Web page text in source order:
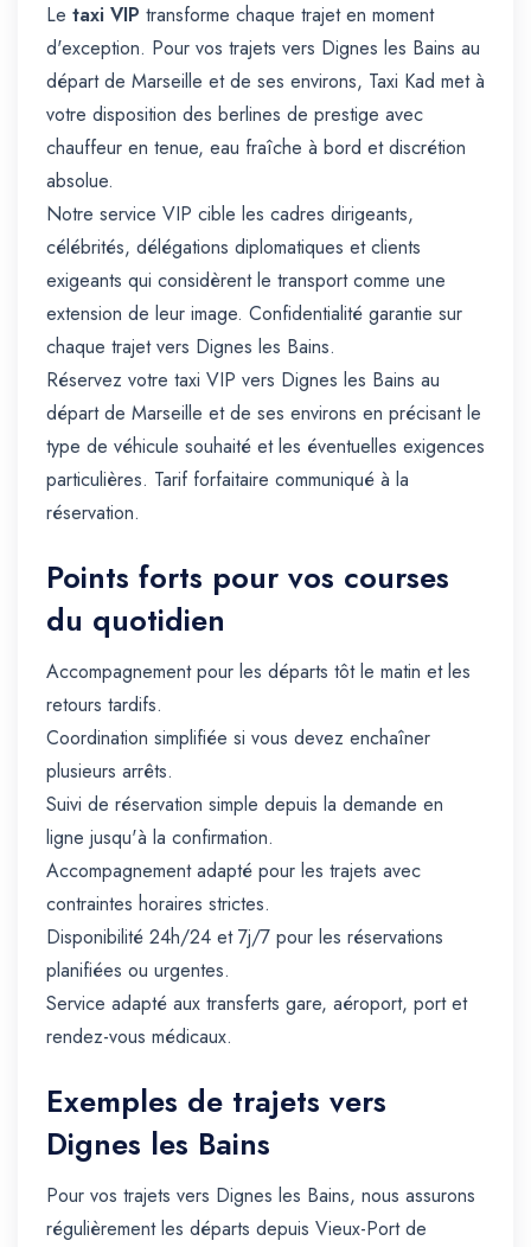
Le taxi VIP transforme chaque trajet en moment
d'exception. Pour vos trajets vers Dignes les Bains au
départ de Marseille et de ses environs, Taxi Kad met à
votre disposition des berlines de prestige avec
chauffeur en tenue, eau fraîche à bord et discrétion
absolue.
Notre service VIP cible les cadres dirigeants,
célébrités, délégations diplomatiques et clients
exigeants qui considèrent le transport comme une
extension de leur image. Confidentialité garantie sur
chaque trajet vers Dignes les Bains.
Réservez votre taxi VIP vers Dignes les Bains au
départ de Marseille et de ses environs en précisant le
type de véhicule souhaité et les éventuelles exigences
particulières. Tarif forfaitaire communiqué à la
réservation.
Points forts pour vos courses
du quotidien
Accompagnement pour les départs tôt le matin et les
retours tardifs.
Coordination simplifiée si vous devez enchaîner
plusieurs arrêts.
Suivi de réservation simple depuis la demande en
ligne jusqu'à la confirmation.
Accompagnement adapté pour les trajets avec
contraintes horaires strictes.
Disponibilité 24h/24 et 7j/7 pour les réservations
planifiées ou urgentes.
Service adapté aux transferts gare, aéroport, port et
rendez-vous médicaux.
Exemples de trajets vers
Dignes les Bains
Pour vos trajets vers Dignes les Bains, nous assurons
régulièrement les départs depuis Vieux-Port de